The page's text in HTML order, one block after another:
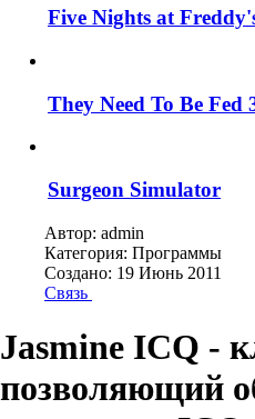
Five Nights at
They Need To Be Fed
Surgeon Simulator
Автор: admin
Категория: Программы
Создано: 19 Июнь 2011
Связь
Jasmine ICQ -
позволяющий